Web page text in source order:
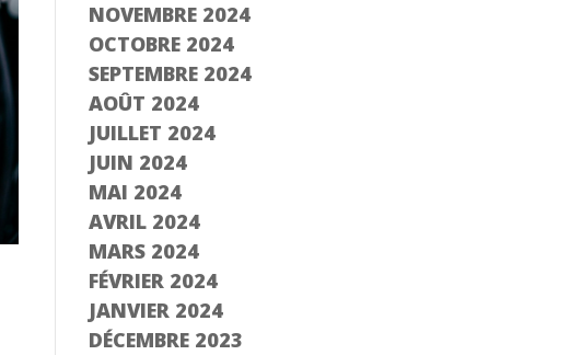
NOVEMBRE 2024
OCTOBRE 2024
SEPTEMBRE 2024
AOÛT 2024
JUILLET 2024
JUIN 2024
MAI 2024
AVRIL 2024
MARS 2024
FÉVRIER 2024
JANVIER 2024
DÉCEMBRE 2023